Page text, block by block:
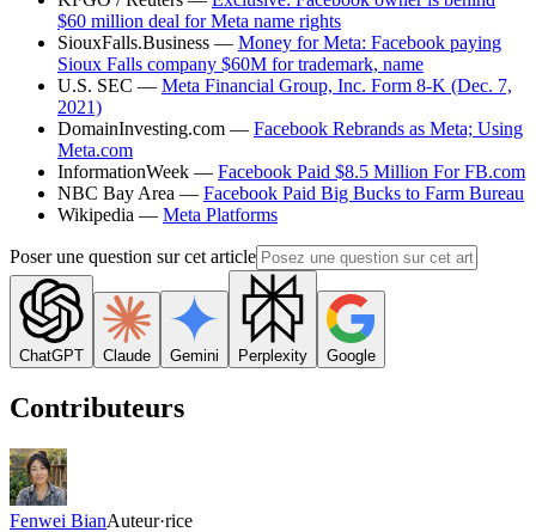
$60 million deal for Meta name rights
SiouxFalls.Business — Money for Meta: Facebook paying
Sioux Falls company $60M for trademark, name
U.S. SEC — Meta Financial Group, Inc. Form 8-K (Dec. 7,
2021)
DomainInvesting.com — Facebook Rebrands as Meta; Using
Meta.com
InformationWeek — Facebook Paid $8.5 Million For FB.com
NBC Bay Area — Facebook Paid Big Bucks to Farm Bureau
Wikipedia — Meta Platforms
Poser une question sur cet article
ChatGPT Claude Gemini Perplexity Google
Contributeurs
Fenwei BianAuteur·rice